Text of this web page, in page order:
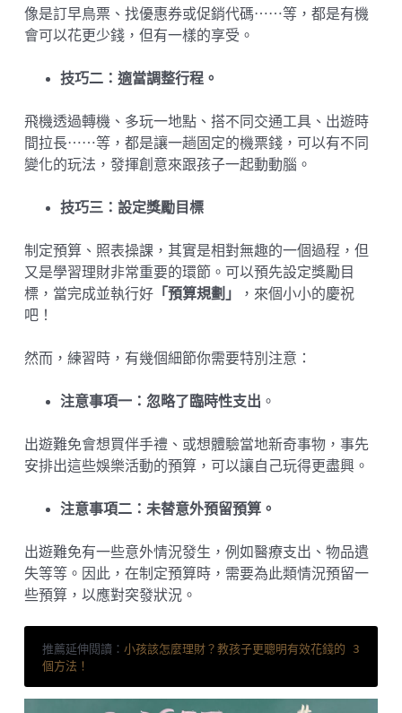
像是訂早鳥票、找優惠券或促銷代碼⋯⋯等，都是有機
會可以花更少錢，但有一樣的享受。
技巧二：適當調整行程。
飛機透過轉機、多玩一地點、搭不同交通工具、出遊時
間拉長⋯⋯等，都是讓一趟固定的機票錢，可以有不同
變化的玩法，發揮創意來跟孩子一起動動腦。
技巧三：設定獎勵目標
制定預算、照表操課，其實是相對無趣的一個過程，但
又是學習理財非常重要的環節。可以預先設定獎勵目
標，當完成並執行好「預算規劃」
，來個小小的慶祝
吧！
然而，練習時，有幾個細節你需要特別注意：
注意事項一：忽略了臨時性支出 。
出遊難免會想買伴手禮、或想體驗當地新奇事物，事先
安排出這些娛樂活動的預算，可以讓自己玩得更盡興。
注意事項二：未替意外預留預算。
出遊難免有一些意外情況發生，例如醫療支出、物品遺
失等等。因此，在制定預算時，需要為此類情況預留一
些預算，以應對突發狀況。
推薦延伸閱讀： 小孩該怎麼理財？教孩子更聰明有效花錢的 3
個方法！